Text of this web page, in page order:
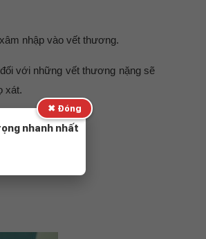
nhập vào vết thương.
với những vết thương nặng sẽ
xát.
✖ Đóng
nhanh nhất